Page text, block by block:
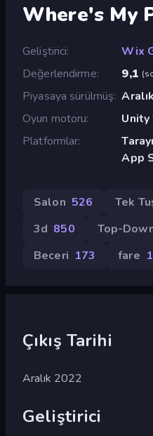
Where's My
Geliştirici
Wix
Değerlendirme
9,1 (
Piyasaya sürülmüş
Oyun motoru
Unity
Platformlar
App
Salon 526 Tek
3d 850 Top-
Beceri 173 fare
Çıkış Tarihi
Aralık 2022
Geliştirici